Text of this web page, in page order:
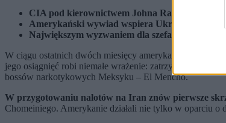
CIA pod kierownictwem Johna Ratcliffe’a
Amerykański wywiad wspiera Ukrainę na
Największym wyzwaniem dla szefa CIA
W ciągu ostatnich dwóch miesięcy amerykański wywiad
jego osiągnięć robi niemałe wrażenie: zatrzymanie
bossów narkotykowych Meksyku – El Mencho.
W przygotowaniu nalotów na Iran znów pierwsze
Chomeiniego. Amerykanie działali nie tylko w oparciu